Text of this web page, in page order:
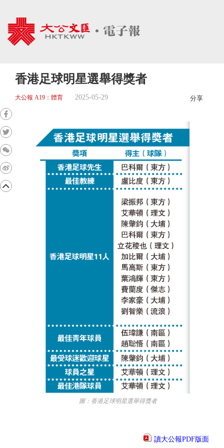
香港足球明星選舉得獎者
大公報 A19：體育 2025-05-29 分享
圖：香港足球明星選舉得獎者
讀大公報PDF版面